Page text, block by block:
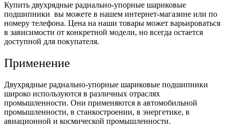
Купить двухрядные радиально-упорные шариковые
подшипники вы можете в нашем интернет-магазине или по
номеру телефона. Цена на наши товары может варьироваться
в зависимости от конкретной модели, но всегда остается
доступной для покупателя.
Применение
Двухрядные радиально-упорные шариковые подшипники
широко используются в различных отраслях
промышленности. Они применяются в автомобильной
промышленности, в станкостроении, в энергетике, в
авиационной и космической промышленности.